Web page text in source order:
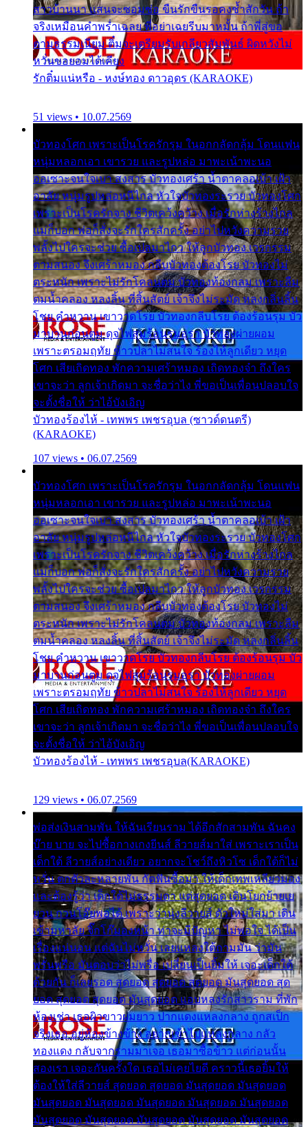
สาวบ้านนา แสนจะซอมซ่อ ขืนรักขืนรอคงช้ำสักวัน ถ้า
จริงเหมือนคำพร่ำเฉลย พี่อย่าเฉยรีบมาหมั้น ถ้าพี่สู่ขอ
ตามธรรมเนียม ติ๋มจะเตรียมรับเกลียวสัมพันธ์ ผิดหวังไม่
หวั่นขอยอมได้เคียง
รักติ๋มแน่หรือ - หงษ์ทอง ดาวอุดร (KARAOKE)
51 views • 10.07.2569
บัวทองโศก เพราะเป็นโรครักรุม ในอกกลัดกลุ้ม โดนแฟน
หนุ่มหลอกเอา เขารวย และรูปหล่อ มาพะเน้าพะนอ
ออเซาะจนใจเบา สงสาร บัวทองเศร้า น้ำตาคลอเบ้า เฝ้า
อาลัย หนุ่มรูปหล่อหนีไกล หัวใจบัวทองระรวย บัวทองโศก
เพราะเป็นโรครักจาง ชีวิตเคว้งคว้าง เมื่อรักห่างร้างไกล
แม่ก็บอก พ่อก็สั่งจะรักใครสักครั้ง อย่าไปหวังความรวย
พลั้งไปใครจะช่วย ซื้อเปลมาไกว ให้ลูกบัวทอง เวรกรรม
ตามสนอง จึงเศร้าหมอง กลีบบัวทองต้องโรย บัวทองไม่
ตระหนัก เพราะไม่รักโคลนตม บัวทองท้องกลม เพราะลืม
ตมน้ำคลอง หลงลิ้น ที่สิ้นสัตย์ เจ้าจึงไม่ระมัด หลงกลิ่นลิ้น
โชย คำหวาน เขาวาดโรย บัวทองกลีบโรย ต้องร้อนรุม บัว
มาบานก่อนตูม ดุจไฟสุมร้อนรุมอุรา บัวทองผ่ายผอม
เพราะตรอมฤทัย ข้าวปลาไม่สนใจ ร้องไห้ลูกเดียว หยุด
โศก เสียเถิดทอง พักความเศร้าหมอง เถิดทองจ๋า ถึงใคร
เขาจะว่า ลูกเจ้าเกิดมา จะชื่อว่าไง พี่ขอเป็นเพื่อนปลอบใจ
จะตั้งชื่อให้ ว่าไอ้บังเอิญ
บัวทองร้องไห้ - เทพพร เพชรอุบล (ซาวด์ดนตรี)
(KARAOKE)
107 views • 06.07.2569
บัวทองโศก เพราะเป็นโรครักรุม ในอกกลัดกลุ้ม โดนแฟน
หนุ่มหลอกเอา เขารวย และรูปหล่อ มาพะเน้าพะนอ
ออเซาะจนใจเบา สงสาร บัวทองเศร้า น้ำตาคลอเบ้า เฝ้า
อาลัย หนุ่มรูปหล่อหนีไกล หัวใจบัวทองระรวย บัวทองโศก
เพราะเป็นโรครักจาง ชีวิตเคว้งคว้าง เมื่อรักห่างร้างไกล
แม่ก็บอก พ่อก็สั่งจะรักใครสักครั้ง อย่าไปหวังความรวย
พลั้งไปใครจะช่วย ซื้อเปลมาไกว ให้ลูกบัวทอง เวรกรรม
ตามสนอง จึงเศร้าหมอง กลีบบัวทองต้องโรย บัวทองไม่
ตระหนัก เพราะไม่รักโคลนตม บัวทองท้องกลม เพราะลืม
ตมน้ำคลอง หลงลิ้น ที่สิ้นสัตย์ เจ้าจึงไม่ระมัด หลงกลิ่นลิ้น
โชย คำหวาน เขาวาดโรย บัวทองกลีบโรย ต้องร้อนรุม บัว
มาบานก่อนตูม ดุจไฟสุมร้อนรุมอุรา บัวทองผ่ายผอม
เพราะตรอมฤทัย ข้าวปลาไม่สนใจ ร้องไห้ลูกเดียว หยุด
โศก เสียเถิดทอง พักความเศร้าหมอง เถิดทองจ๋า ถึงใคร
เขาจะว่า ลูกเจ้าเกิดมา จะชื่อว่าไง พี่ขอเป็นเพื่อนปลอบใจ
จะตั้งชื่อให้ ว่าไอ้บังเอิญ
บัวทองร้องไห้ - เทพพร เพชรอุบล(KARAOKE)
129 views • 06.07.2569
พ่อส่งเงินสามพัน ให้ฉันเรียนราม ได้อีกสักสามพัน ฉันคง
บ๊าย บาย จะไปซื้อกางเกงยีนส์ ลีวายส์มาใส่ เพราะเราเป็น
เด็กใต้ ลีวายส์อย่างเดียว อยากจะโชว์ถึงหิวโซ เด็กใต้ก็ไม่
หวั่น ตกตัวละหลายพัน กัดฟันซื้อมา ให้เด็กเทพเหลียวมอง
และต้องรู้ว่า เด็กใต้ไม่ธรรมดา แต่สุดยอด เดินโยกย้ายเย
ยวน กวนโอ๊ยพอได้ เพราะว่านุ่งลีวายส์ ตัวใหม่ใส่มา เดิน
เข้ามหาลัย จิ๊กโก๊มองหน้า ท่าจะมีปัญหา ไม่พอใจ ได้เป็น
เรื่องแน่นอน แต่ฉันไม่หวั่น เลยแหลงใต้ถามมัน ว่ามัน
พรั่นพรือ มันตอบว่าไม่พรื่อ เปลี่ยนเป็นยิ้มให้ เจอะเด็กใต้
ด้วยกัน ก็เลยรอด สุดยอด สุดยอด สุดยอด มันสุดยอด สุด
ยอด สุดยอด สุดยอด มันสุดยอด แอบหลงรักสาวราม ที่พัก
ห้องเช่า เธอผิวขาวผมยาว ปากแดงแหลงกลาง ถูกสเป็ก
จริงเธอ อยู่ห้องข้างข้าง อยากเข้าไปแหลงกลาง กลัว
ทองแดง กลับจากรามมาเจอ เธอมาซื้อข้าว แต่ก่อนนั้น
สองเรา เจอะกันครั้งใด เธอไม่เคยไยดี คราวนี้เธอยิ้มให้
ต้องให้ใส่ลีวายส์ สุดยอด สุดยอด มันสุดยอด มันสุดยอด
มันสุดยอด มันสุดยอด มันสุดยอด มันสุดยอด มันสุดยอด
มันสุดยอด มันสุดยอด มันสุดยอด มันสุดยอด มันสุดยอด